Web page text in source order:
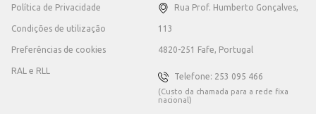
Política de Privacidade
Condições de utilização
Preferências de cookies
RAL e RLL
Rua Prof. Humberto Gonçalves,
113
4820-251 Fafe, Portugal
Telefone: 253 095 466
(Custo da chamada para a rede fixa
nacional)